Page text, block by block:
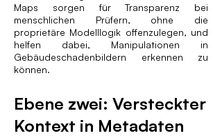
Maps sorgen für Transparenz bei
menschlichen Prüfern, ohne die
proprietäre Modelllogik offenzulegen, und
helfen dabei, Manipulationen in
Gebäudeschadenbildern erkennen zu
können.
Ebene zwei: Versteckter
Kontext in Metadaten